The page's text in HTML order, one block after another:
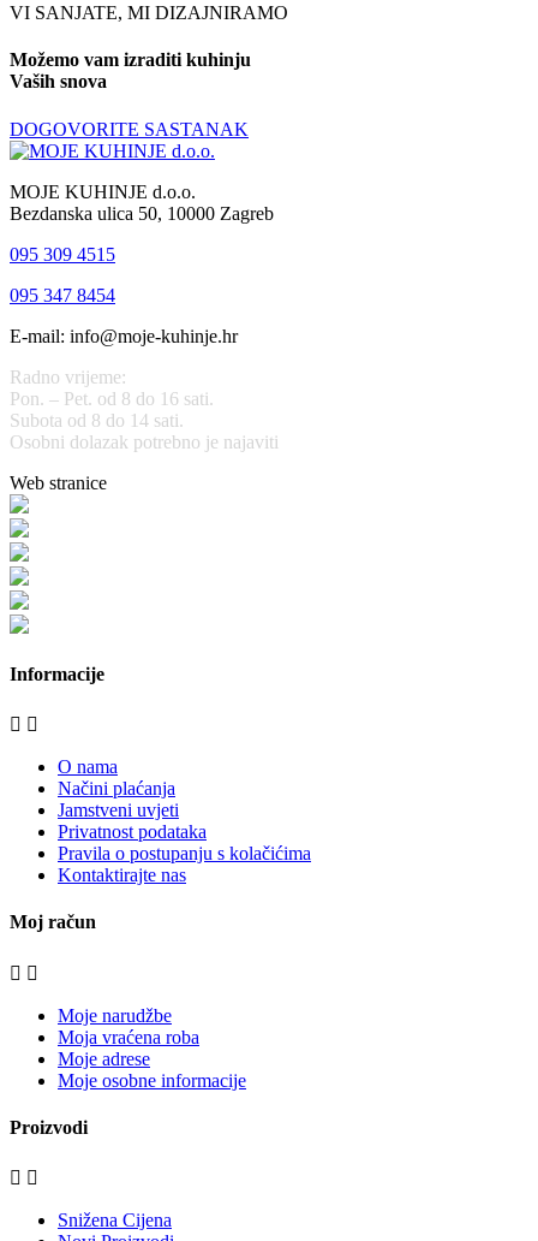
VI SANJATE, MI DIZAJNIRAMO
Možemo vam izraditi kuhinju
Vaših snova
DOGOVORITE SASTANAK
MOJE KUHINJE d.o.o.
Bezdanska ulica 50, 10000 Zagreb
095 309 4515
095 347 8454
E-mail: info@moje-kuhinje.hr
Radno vrijeme:
Pon. – Pet. od 8 do 16 sati.
Subota od 8 do 14 sati.
Osobni dolazak potrebno je najaviti
Web stranice
Informacije
 
O nama
Načini plaćanja
Jamstveni uvjeti
Privatnost podataka
Pravila o postupanju s kolačićima
Kontaktirajte nas
Moj račun
 
Moje narudžbe
Moja vraćena roba
Moje adrese
Moje osobne informacije
Proizvodi
 
Snižena Cijena